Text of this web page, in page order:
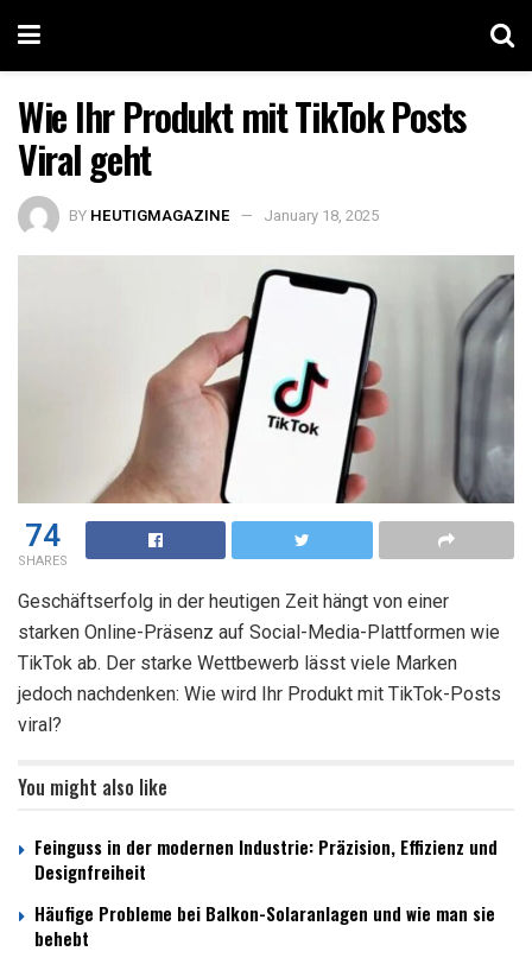
Wie Ihr Produkt mit TikTok Posts
Viral geht
BY HEUTIGMAGAZINE January 18, 2025
74
SHARES
Geschäftserfolg in der heutigen Zeit hängt von einer
starken Online-Präsenz auf Social-Media-Plattformen wie
TikTok ab. Der starke Wettbewerb lässt viele Marken
jedoch nachdenken: Wie wird Ihr Produkt mit TikTok-Posts
viral?
You might also like
Feinguss in der modernen Industrie: Präzision, Effizienz und
Designfreiheit
Häufige Probleme bei Balkon-Solaranlagen und wie man sie
behebt